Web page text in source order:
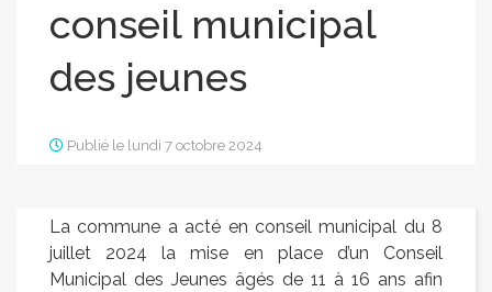
conseil municipal
des jeunes
Publié le lundi 7 octobre 2024
La commune a acté en conseil municipal du 8
juillet 2024 la mise en place d’un Conseil
Municipal des Jeunes âgés de 11 à 16 ans afin